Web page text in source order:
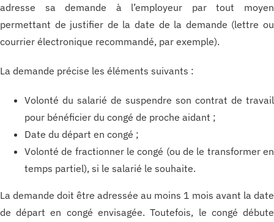
adresse sa demande à l’employeur par tout moyen
permettant de justifier de la date de la demande (lettre ou
courrier électronique recommandé, par exemple).
La demande précise les éléments suivants :
Volonté du salarié de suspendre son contrat de travail
pour bénéficier du congé de proche aidant ;
Date du départ en congé ;
Volonté de fractionner le congé (ou de le transformer en
temps partiel), si le salarié le souhaite.
La demande doit être adressée au moins 1 mois avant la date
de départ en congé envisagée. Toutefois, le congé débute